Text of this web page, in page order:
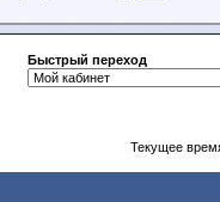
Быстрый переход
Текущее